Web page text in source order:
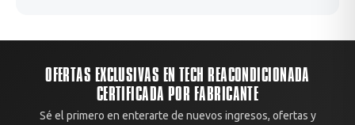
OFERTAS EXCLUSIVAS EN TECH REACONDICIONADA
CERTIFICADA POR FABRICANTE
Sé el primero en enterarte de nuevos ingresos, ofertas y